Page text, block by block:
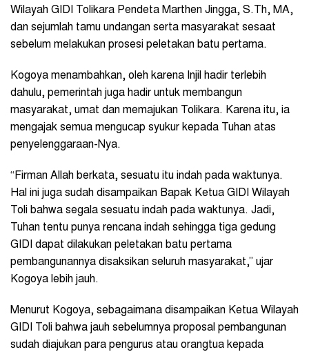
Wilayah GIDI Tolikara Pendeta Marthen Jingga, S.Th, MA,
dan sejumlah tamu undangan serta masyarakat sesaat
sebelum melakukan prosesi peletakan batu pertama.
Kogoya menambahkan, oleh karena Injil hadir terlebih
dahulu, pemerintah juga hadir untuk membangun
masyarakat, umat dan memajukan Tolikara. Karena itu, ia
mengajak semua mengucap syukur kepada Tuhan atas
penyelenggaraan-Nya.
“Firman Allah berkata, sesuatu itu indah pada waktunya.
Hal ini juga sudah disampaikan Bapak Ketua GIDI Wilayah
Toli bahwa segala sesuatu indah pada waktunya. Jadi,
Tuhan tentu punya rencana indah sehingga tiga gedung
GIDI dapat dilakukan peletakan batu pertama
pembangunannya disaksikan seluruh masyarakat,” ujar
Kogoya lebih jauh.
Menurut Kogoya, sebagaimana disampaikan Ketua Wilayah
GIDI Toli bahwa jauh sebelumnya proposal pembangunan
sudah diajukan para pengurus atau orangtua kepada